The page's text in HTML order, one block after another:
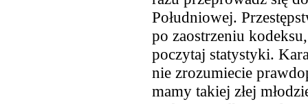
Południowej.
po zaostrzeniu
poczytaj statystyki.
nie zrozumiecie
mamy takiej złej